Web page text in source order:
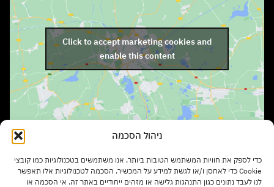
ניהול הסכמה
כדי לספק את חוויות המשתמש הטובות ביותר, אנו משתמשים בטכנולוגיות כמו קובצי
Cookie כדי לאחסן ו/או לגשת למידע על המכשיר. הסכמה לטכנולוגיות אלו תאפשר
לנו לעבד נתונים כגון התנהגות גלישה או מזהים ייחודיים באתר זה. אי הסכמה או
Click to accept marketing cookies and
enable this content
ימים א' – ה' בשעות 9:00 – 17:00